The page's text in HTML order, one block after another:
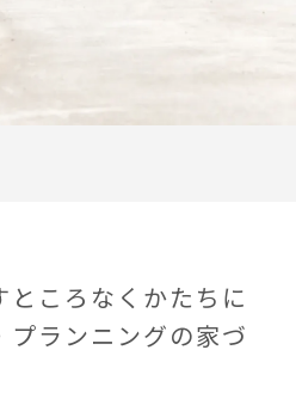
ところなくかたちに
プランニングの家づ